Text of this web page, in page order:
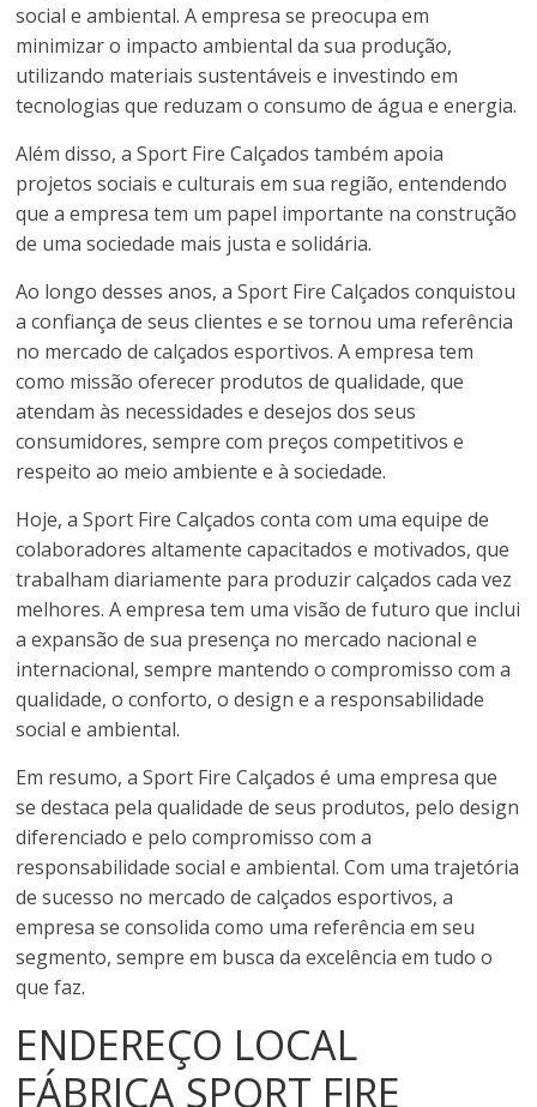
social e ambiental. A empresa se preocupa em
minimizar o impacto ambiental da sua produção,
utilizando materiais sustentáveis e investindo em
tecnologias que reduzam o consumo de água e energia.
Além disso, a Sport Fire Calçados também apoia
projetos sociais e culturais em sua região, entendendo
que a empresa tem um papel importante na construção
de uma sociedade mais justa e solidária.
Ao longo desses anos, a Sport Fire Calçados conquistou
a confiança de seus clientes e se tornou uma referência
no mercado de calçados esportivos. A empresa tem
como missão oferecer produtos de qualidade, que
atendam às necessidades e desejos dos seus
consumidores, sempre com preços competitivos e
respeito ao meio ambiente e à sociedade.
Hoje, a Sport Fire Calçados conta com uma equipe de
colaboradores altamente capacitados e motivados, que
trabalham diariamente para produzir calçados cada vez
melhores. A empresa tem uma visão de futuro que inclui
a expansão de sua presença no mercado nacional e
internacional, sempre mantendo o compromisso com a
qualidade, o conforto, o design e a responsabilidade
social e ambiental.
Em resumo, a Sport Fire Calçados é uma empresa que
se destaca pela qualidade de seus produtos, pelo design
diferenciado e pelo compromisso com a
responsabilidade social e ambiental. Com uma trajetória
de sucesso no mercado de calçados esportivos, a
empresa se consolida como uma referência em seu
segmento, sempre em busca da excelência em tudo o
que faz.
ENDEREÇO LOCAL
FÁBRICA SPORT FIRE